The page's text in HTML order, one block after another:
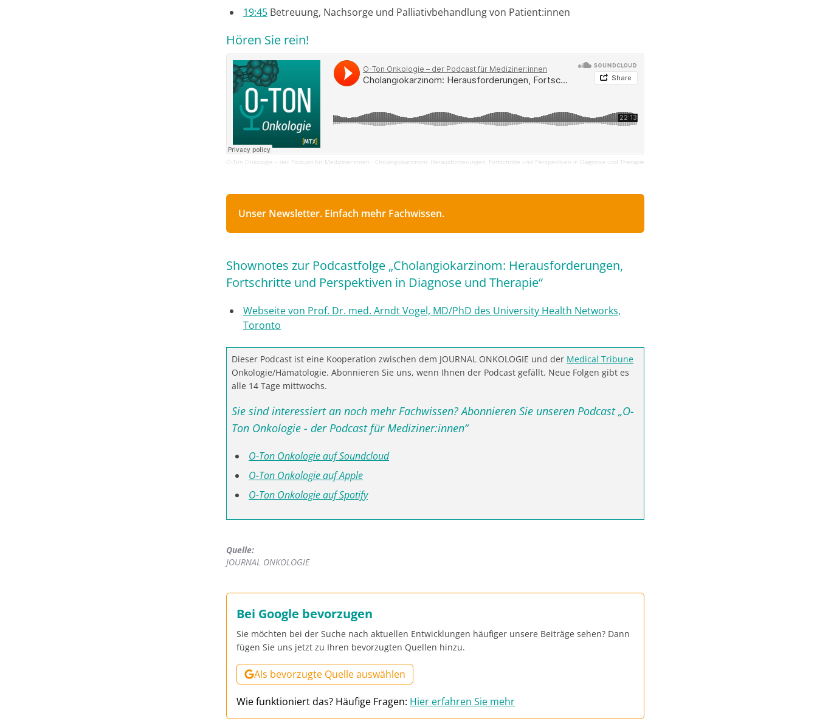
19:45 Betreuung, Nachsorge und Palliativbehandlung von Patient:innen
Hören Sie rein!
O-Ton Onkologie – der Podcast für Mediziner:innen · Cholangiokarzinom: Herausforderungen, Fortschritte und Perspektiven in Diagnose und Therapie
Unser Newsletter. Einfach mehr Fachwissen.
Shownotes zur Podcastfolge „Cholangiokarzinom: Herausforderungen,
Fortschritte und Perspektiven in Diagnose und Therapie“
Webseite von Prof. Dr. med. Arndt Vogel, MD/PhD des University Health Networks,
Toronto
Dieser Podcast ist eine Kooperation zwischen dem JOURNAL ONKOLOGIE und der Medical Tribune
Onkologie/Hämatologie. Abonnieren Sie uns, wenn Ihnen der Podcast gefällt. Neue Folgen gibt es
alle 14 Tage mittwochs.
Sie sind interessiert an noch mehr Fachwissen? Abonnieren Sie unseren Podcast „O-
Ton Onkologie - der Podcast für Mediziner:innen“
O-Ton Onkologie auf Soundcloud
O-Ton Onkologie auf Apple
O-Ton Onkologie auf Spotify
Quelle:
JOURNAL ONKOLOGIE
Bei Google bevorzugen
Sie möchten bei der Suche nach aktuellen Entwicklungen häufiger unsere Beiträge sehen? Dann
fügen Sie uns jetzt zu Ihren bevorzugten Quellen hinzu.
Als bevorzugte Quelle auswählen
Wie funktioniert das? Häufige Fragen: Hier erfahren Sie mehr